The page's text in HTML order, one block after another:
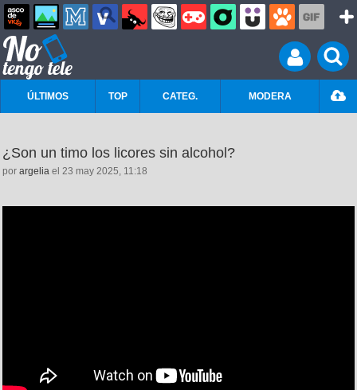
ÚLTIMOS TOP CATEG. MODERA
¿Son un timo los licores sin alcohol?
por argelia el 23 may 2025, 11:18